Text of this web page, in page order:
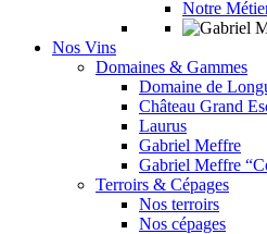
Notre
Nos Vins
Domaines & Gammes
Domaine de
Château Grand
Laurus
Gabriel Meffre
Gabriel Meffre
Terroirs & Cépages
Nos terroirs
Nos cépages